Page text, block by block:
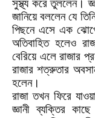
সুস্থ্য করে তুললেন।
জানিয়ে বললেন যে
পিছনে এসে এক
অতিবাহিত হলেও
বেরিয়ে এলে রাজার
রাজার শত্রুতার
হলেন।
রাজা তখন ফিরে
জ্ঞানী ব্যক্তির